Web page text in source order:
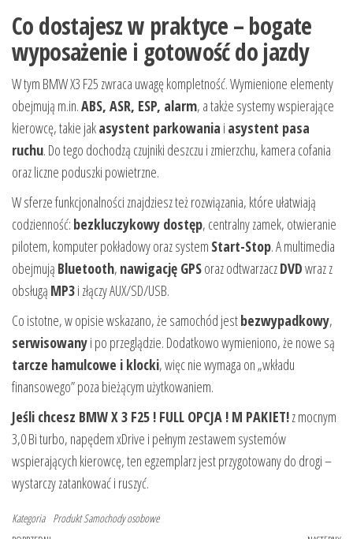
Co dostajesz w praktyce – bogate
wyposażenie i gotowość do jazdy
W tym BMW X3 F25 zwraca uwagę kompletność. Wymienione elementy
obejmują m.in.ABS, ASR, ESP, alarm, a także systemy wspierające
kierowcę, takie jakasystent parkowania i asystent pasa
ruchu. Do tego dochodzą czujniki deszczu i zmierzchu, kamera cofania
oraz liczne poduszki powietrzne.
W sferze funkcjonalności znajdziesz też rozwiązania, które ułatwiają
codzienność: bezkluczykowy dostęp, centralny zamek, otwieranie
pilotem, komputer pokładowy oraz system Start-Stop. A multimedia
obejmują Bluetooth, nawigację GPSoraz odtwarzaczDVDwraz z
obsługą MP3i złączy AUX/SD/USB.
Co istotne, w opisie wskazano, że samochód jestbezwypadkowy,
serwisowanyi po przeglądzie. Dodatkowo wymieniono, że nowe są
tarcze hamulcowe i klocki, więc nie wymaga on „wkładu
finansowego” poza bieżącym użytkowaniem.
Jeśli chcesz BMW X 3 F25 ! FULL OPCJA ! M PAKIET!z mocnym
3,0 Bi turbo, napędem xDrive i pełnym zestawem systemów
wspierających kierowcę, ten egzemplarz jest przygotowany do drogi –
wystarczy zatankować i ruszyć.
Kategoria ProduktSamochody osobowe